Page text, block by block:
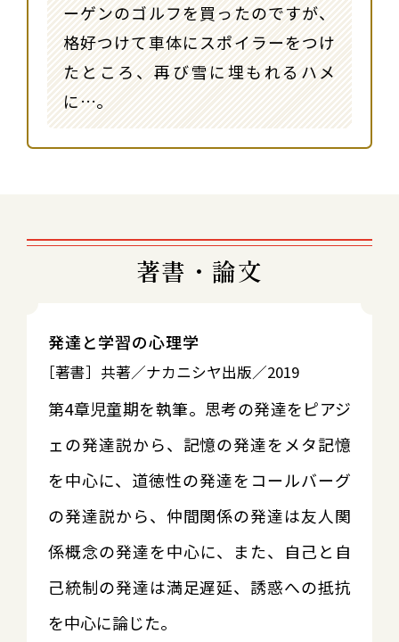
ーゲンのゴルフを買ったのですが、
格好つけて車体にスポイラーをつけ
たところ、再び雪に埋もれるハメ
に…。
著書・論文
発達と学習の心理学
［著書］共著／ナカニシヤ出版／2019
第4章児童期を執筆。思考の発達をピアジ
ェの発達説から、記憶の発達をメタ記憶
を中心に、道徳性の発達をコールバーグ
の発達説から、仲間関係の発達は友人関
係概念の発達を中心に、また、自己と自
己統制の発達は満足遅延、誘惑への抵抗
を中心に論じた。